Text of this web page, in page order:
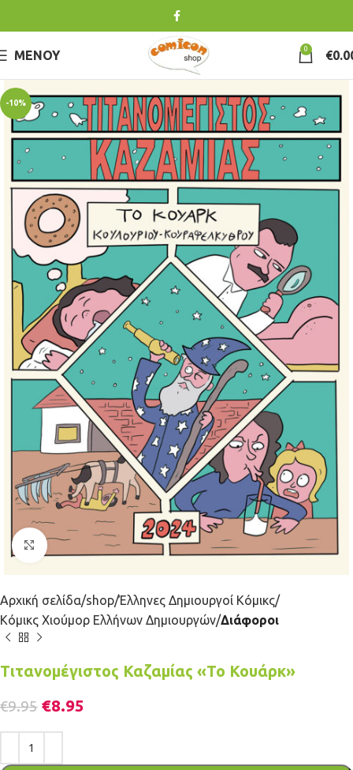
ΜΕΝΟΎ 0 €
-10%
Κλικ για μεγέθυνση
Αρχική σελίδα shop Έλληνες Δημιουργοί Κόμικς
Κόμικς Χιούμορ Ελλήνων Δημιουργών Διάφοροι
Τιτανομέγιστος Καζαμίας «Το Κουάρκ»
€9.95 €8.95